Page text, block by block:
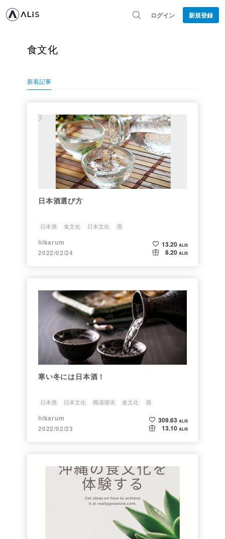
ログイン 新規登録
食文化
新着記事
日本酒選び方
日本酒 食文化 日本文化 酒
hikarum
2022/02/24
13.20 ALIS
8.20 ALIS
寒い冬には日本酒！
日本酒 日本文化 職場環境 食文化 酒
hikarum
2022/02/23
309.63 ALIS
13.10 ALIS